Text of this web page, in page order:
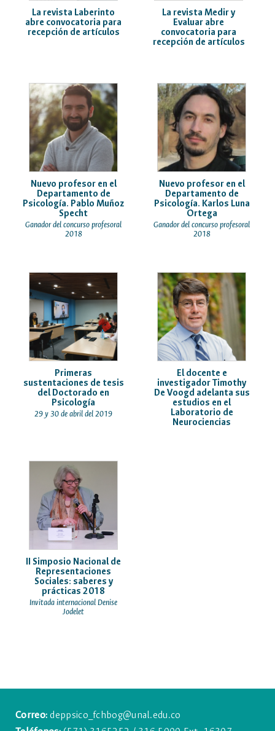
La revista Laberinto
abre convocatoria para
recepción de artículos
La revista Medir y
Evaluar abre
convocatoria para
recepción de artículos
Nuevo profesor en el
Departamento de
Psicología. Pablo Muñoz
Specht
Ganador del concurso profesoral
2018
Nuevo profesor en el
Departamento de
Psicología. Karlos Luna
Ortega
Ganador del concurso profesoral
2018
Primeras
sustentaciones de tesis
del Doctorado en
Psicología
29 y 30 de abril del 2019
El docente e
investigador Timothy
De Voogd adelanta sus
estudios en el
Laboratorio de
Neurociencias
II Simposio Nacional de
Representaciones
Sociales: saberes y
prácticas 2018
Invitada internacional Denise
Jodelet
Correo:deppsico_fchbog@unal.edu.co